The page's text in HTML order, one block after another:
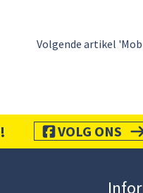
Volgende artikel
VOLG ONS